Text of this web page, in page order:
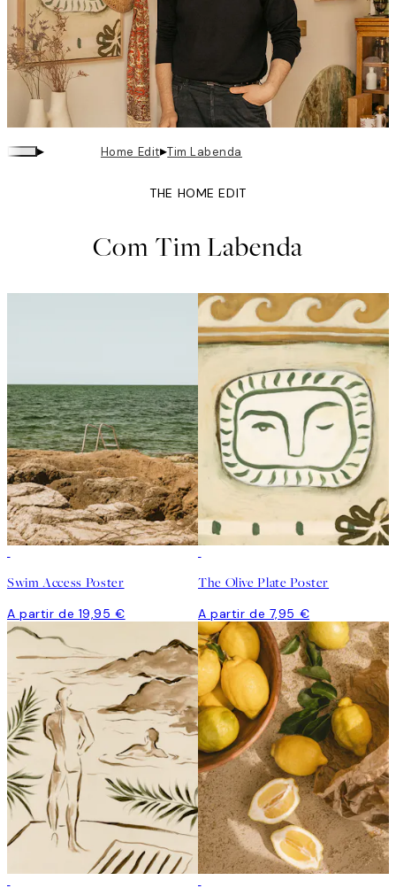
▸ Home Edit▸Tim Labenda
THE HOME EDIT
Com Tim Labenda
Swim Access Poster
A partir de 19,95 €
The Olive Plate Poster
A partir de 7,95 €